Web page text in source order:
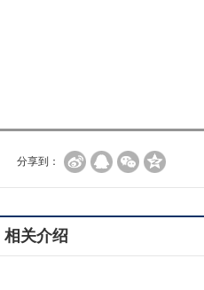
分享到：
相关介绍